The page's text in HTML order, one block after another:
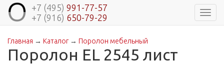
+7 (495) 991-77-57
+7 (916) 650-79-29
Вы здесь
Главная → Каталог→ Поролон мебельный
Поролон EL 2545 лист